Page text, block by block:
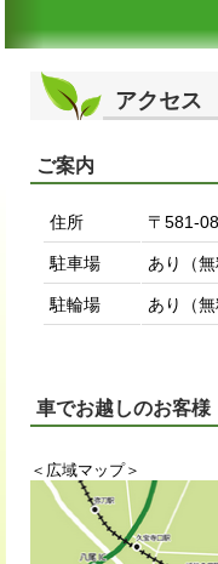
アクセス
ご案内
住所 〒581-
駐車場 あり（無
駐輪場 あり（無
車でお越しのお客様
＜広域マップ＞